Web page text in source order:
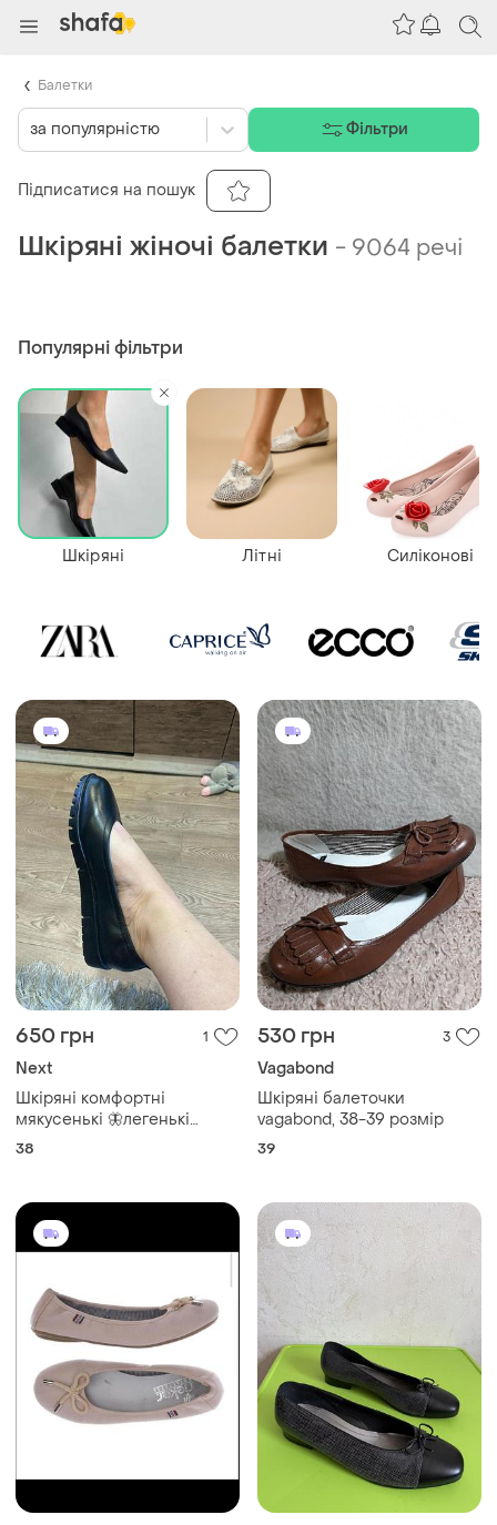
Шкіряні жіночі балетки - 9064 речі
650 грн 1
Next
Шкіряні комфортні
мякусенькі 🦋легенькі
балетки р 38/25 см next
38
530 грн 3
Vagabond
Шкіряні балеточки
vagabond, 38-39 розмір
39
Популярні фільтри
Шкіряні Літні Силіконові
за популярністю Фільтри
Підписатися на пошук
Балетки